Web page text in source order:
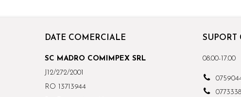
DATE COMERCIALE
SC MADRO COMIMPEX SRL
J12/272/2001
RO 13713944
SUPORT
08.00-17.00